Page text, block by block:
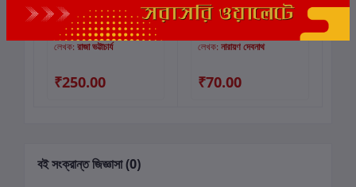
কার্টে যোগ করুন
জলে জঙ্গলে পাহাড়ে
লেখক: রাজা ভট্টাচার্য
₹250.00
কার্টে যোগ করুন
নন্টে ফন্টে সিরিজ - ১০
লেখক: নারায়ণ দেবনাথ
₹70.00
বই সংক্রান্ত জিজ্ঞাসা (0)